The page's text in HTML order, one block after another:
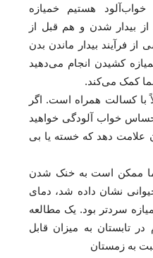
هستیم خمیازه
بیدار شدن و هم قبل از
فرآیند بیدار ماندن بدن
کشیدن انجام می‌دهید
کمک می‌کند.
با کسالت همراه است. اگر
خواب آلودگی خواهید
علامت دهد که خسته یا بی
ممکن است به خنک شدن
نشان داده شد، دمای
سردتر بود. یک مطالعه
تابستان به میزان قابل
به زمستان